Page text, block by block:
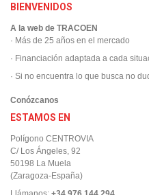
BIENVENIDOS
A la web de TRACOEN
· Más de 25 años en el mercado
· Financiación adaptada a cada
· Si no encuentra lo que busca no
Conózcanos
ESTAMOS EN
Polígono CENTROVIA
C/ Los Ángeles, 92
50198 La Muela
(Zaragoza-España)